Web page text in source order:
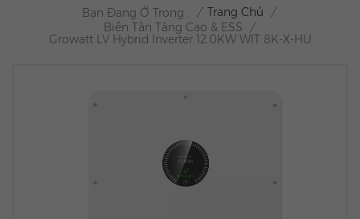
Bạn Đang Ở Trong : / Trang Chủ
/
Biến Tần Tăng Cao & ESS
/
Growatt LV Hybrid Inverter 12.0KW WIT 8K-X-HU